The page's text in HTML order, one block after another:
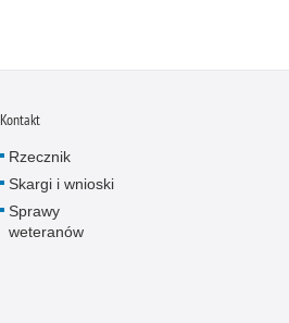
Przestępczość farmaceutyczna
Przestępczość gospodarcza
Przestępczość internetowa
Przestępczość komputerowa
Kontakt
Rzecznik
Skargi i wnioski
Sprawy
weteranów